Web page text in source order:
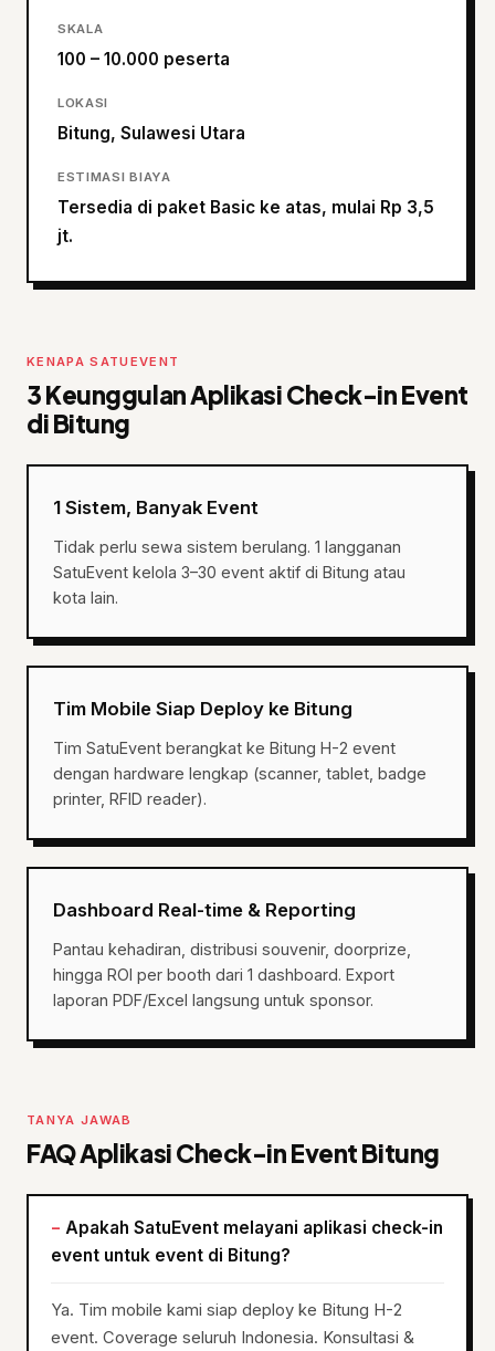
SKALA
100 – 10.000 peserta
LOKASI
Bitung, Sulawesi Utara
ESTIMASI BIAYA
Tersedia di paket Basic ke atas, mulai Rp 3,5
jt.
KENAPA SATUEVENT
3 Keunggulan Aplikasi Check-in Event
di Bitung
1 Sistem, Banyak Event
Tidak perlu sewa sistem berulang. 1 langganan
SatuEvent kelola 3–30 event aktif di Bitung atau
kota lain.
Tim Mobile Siap Deploy ke Bitung
Tim SatuEvent berangkat ke Bitung H-2 event
dengan hardware lengkap (scanner, tablet, badge
printer, RFID reader).
Dashboard Real-time & Reporting
Pantau kehadiran, distribusi souvenir, doorprize,
hingga ROI per booth dari 1 dashboard. Export
laporan PDF/Excel langsung untuk sponsor.
TANYA JAWAB
FAQ Aplikasi Check-in Event Bitung
Apakah SatuEvent melayani aplikasi check-in
event untuk event di Bitung?
Ya. Tim mobile kami siap deploy ke Bitung H-2
event. Coverage seluruh Indonesia. Konsultasi &